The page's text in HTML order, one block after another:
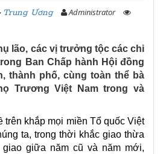
Trung Ương
Administrator
lão, các vị trưởng tộc các chi
Ban Chấp hành Hội đồng
thành phố, cùng toàn thể bà
Trương Việt Nam trong và
khắp mọi miền Tổ quốc Việt
ta, trong thời khắc giao thừa
giao giữa năm cũ và năm mới,